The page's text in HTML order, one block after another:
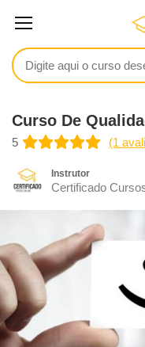
Curso De
5 (1
Instrutor
Certificado